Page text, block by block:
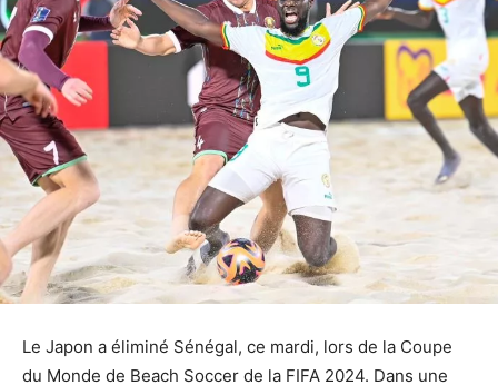
Le Japon a éliminé Sénégal, ce mardi, lors de la Coupe
du Monde de Beach Soccer de la FIFA 2024. Dans une